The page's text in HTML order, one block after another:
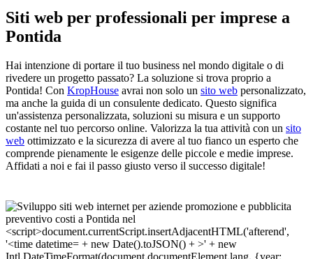
Siti web per professionali per imprese a
Pontida
Hai intenzione di portare il tuo business nel mondo digitale o di
rivedere un progetto passato? La soluzione si trova proprio a
Pontida! Con KropHouse avrai non solo un sito web personalizzato,
ma anche la guida di un consulente dedicato. Questo significa
un'assistenza personalizzata, soluzioni su misura e un supporto
costante nel tuo percorso online. Valorizza la tua attività con un sito
web ottimizzato e la sicurezza di avere al tuo fianco un esperto che
comprende pienamente le esigenze delle piccole e medie imprese.
Affidati a noi e fai il passo giusto verso il successo digitale!